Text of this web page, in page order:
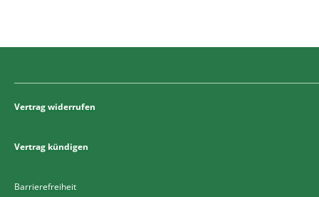
Vertrag widerrufen
Vertrag kündigen
Barrierefreiheit